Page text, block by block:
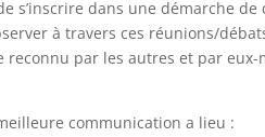
s’inscrire dans une démarche de
à travers ces réunions/
par les autres et par
communication a lieu :